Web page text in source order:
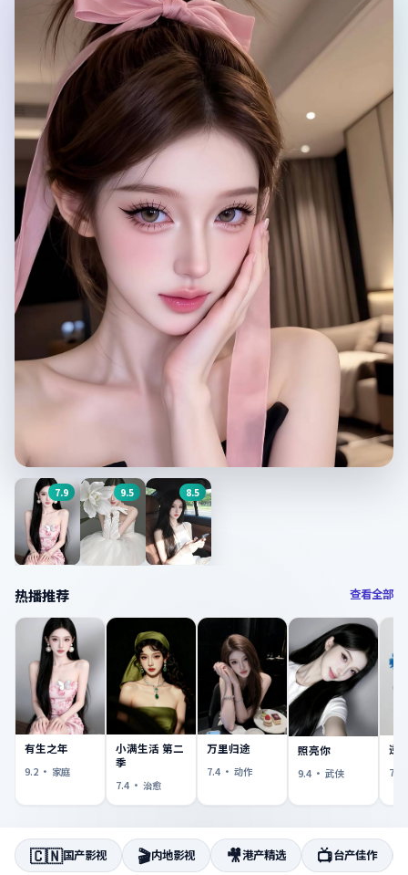
今日主推
破冰行动
9.0分 ·谍战·中国大陆
7.9
年会不能停
9.5 8.5
热播推荐 查看全部
有生之年
9.2 · 家庭
小满生活 第二
季
7.4 · 治愈
万里归途
7.4 · 动作
照亮你
9.4 · 武侠
逆
7.3
🇨🇳国产影视 🎬内地影视 🎥港产精选 📺台产佳作